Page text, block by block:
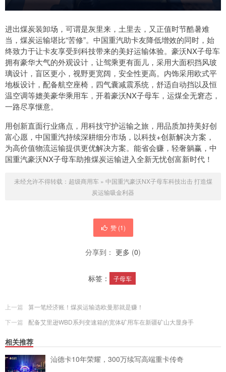
进出煤炭装卸场，可谓是灰里来，土里去，又正值时节酷暑难
当，煤炭运输堪比“苦修”。中国重汽助卡友降低增效的同时，始
终致力于让卡友享受到科技带来的美好运输体验。豪沃NX子母车
拥有豪华大气的外观设计，让驾乘更有面儿，采用大面积挡风玻
璃设计，盲区更小，视野更宽阔，安全性更高。内饰采用欧式平
地板设计，配备航空座椅，四气囊减震系统，舒适自动挡以及恒
温空调等媲美豪华乘用车，开着豪沃NX子母车，运煤全无窘态，
一路尽享惬意。
用创新直面行业痛点，用科技守护运输之旅，用品质加持美好创
富心愿，中国重汽持续深耕细分市场，以科技+创新解决方案，
为高价值物流运输提供更优解决方案。能省会赚，轻奢躺赢，中
国重汽豪沃NX子母车助推煤炭运输进入全新无忧创富新时代！
未经允许不得转载： 超级商用车» 中国重汽豪沃NX子母车科技出击 打造煤
炭运输吸金利器
赞 (1)
分享到： 更多 (0)
标签： 子母车
上一篇
算一笔经济账！煤炭运输选欧曼那就是赚！
下一篇
配备艾里逊WBD系列变速箱的宽体矿用车在新疆矿山大显身手
相关推荐
汕德卡10年荣耀，300万续写高端重卡传奇